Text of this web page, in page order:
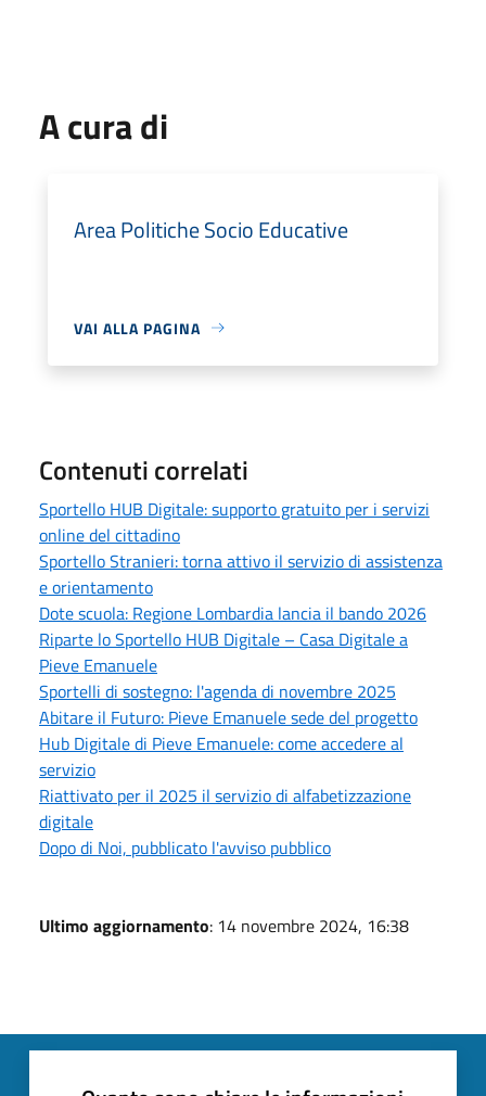
A cura di
Area Politiche Socio Educative
VAI ALLA PAGINA
Contenuti correlati
Sportello HUB Digitale: supporto gratuito per i servizi
online del cittadino
Sportello Stranieri: torna attivo il servizio di assistenza
e orientamento
Dote scuola: Regione Lombardia lancia il bando 2026
Riparte lo Sportello HUB Digitale – Casa Digitale a
Pieve Emanuele
Sportelli di sostegno: l'agenda di novembre 2025
Abitare il Futuro: Pieve Emanuele sede del progetto
Hub Digitale di Pieve Emanuele: come accedere al
servizio
Riattivato per il 2025 il servizio di alfabetizzazione
digitale
Dopo di Noi, pubblicato l'avviso pubblico
Ultimo aggiornamento: 14 novembre 2024, 16:38